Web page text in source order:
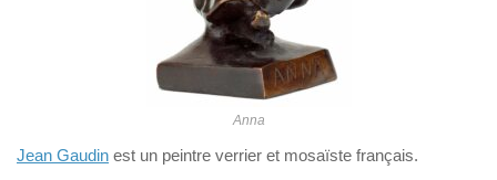
Anna
Jean Gaudin est un peintre verrier et mosaïste français.